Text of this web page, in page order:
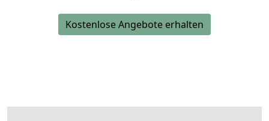
Kostenlose Angebote erhalten